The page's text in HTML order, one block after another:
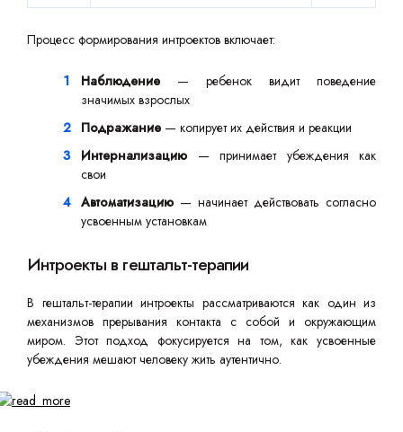
Процесс формирования интроектов включает:
Наблюдение — ребенок видит поведение
значимых взрослых
Подражание — копирует их действия и реакции
Интернализацию — принимает убеждения как
свои
Автоматизацию — начинает действовать согласно
усвоенным установкам
Интроекты в гештальт-терапии
В гештальт-терапии интроекты рассматриваются как один из
механизмов прерывания контакта с собой и окружающим
миром. Этот подход фокусируется на том, как усвоенные
убеждения мешают человеку жить аутентично.